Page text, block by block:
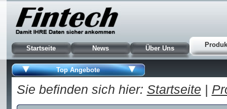
Startseite News Über Uns
Top Angebote
Sie befinden sich hier: Startseite |